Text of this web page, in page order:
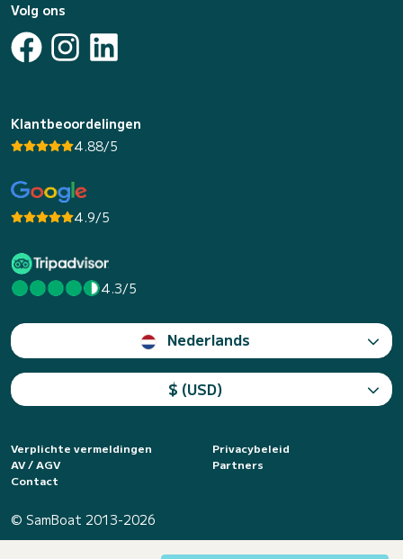
Volg ons
Klantbeoordelingen
4.88/5
4.9/5
4.3/5
Nederlands
$ (USD)
Verplichte vermeldingen
Privacybeleid
AV / AGV
Partners
Contact
© SamBoat 2013-2026